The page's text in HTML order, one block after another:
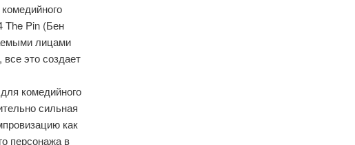
The Pin (Бен
лицами
это создает
комедийного
сильная
как
персонажа в